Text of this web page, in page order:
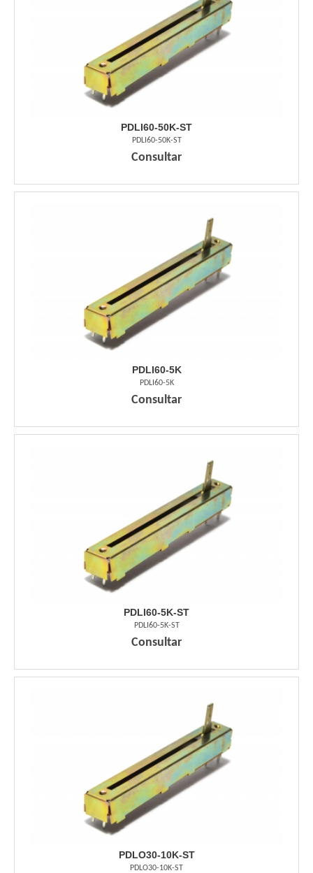
PDLI60-50K-ST
PDLI60-50K-ST
Consultar
PDLI60-5K
PDLI60-5K
Consultar
PDLI60-5K-ST
PDLI60-5K-ST
Consultar
PDLO30-10K-ST
PDLO30-10K-ST